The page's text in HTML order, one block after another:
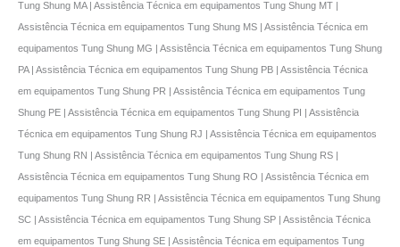
Tung Shung MA | Assistência Técnica em equipamentos Tung Shung MT |
Assistência Técnica em equipamentos Tung Shung MS | Assistência Técnica em
equipamentos Tung Shung MG | Assistência Técnica em equipamentos Tung Shung
PA | Assistência Técnica em equipamentos Tung Shung PB | Assistência Técnica
em equipamentos Tung Shung PR | Assistência Técnica em equipamentos Tung
Shung PE | Assistência Técnica em equipamentos Tung Shung PI | Assistência
Técnica em equipamentos Tung Shung RJ | Assistência Técnica em equipamentos
Tung Shung RN | Assistência Técnica em equipamentos Tung Shung RS |
Assistência Técnica em equipamentos Tung Shung RO | Assistência Técnica em
equipamentos Tung Shung RR | Assistência Técnica em equipamentos Tung Shung
SC | Assistência Técnica em equipamentos Tung Shung SP | Assistência Técnica
em equipamentos Tung Shung SE | Assistência Técnica em equipamentos Tung